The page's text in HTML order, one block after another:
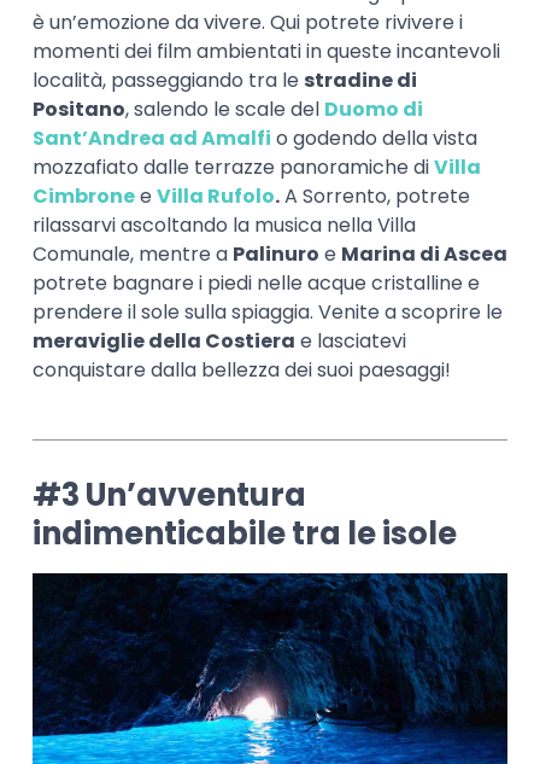
è un’emozione da vivere. Qui potrete rivivere i
momenti dei film ambientati in queste incantevoli
località, passeggiando tra le stradine di
Positano, salendo le scale del Duomo di
Sant’Andrea ad Amalfi o godendo della vista
mozzafiato dalle terrazze panoramiche diVilla
Cimbronee Villa Rufolo.A Sorrento, potrete
rilassarvi ascoltando la musica nella Villa
Comunale, mentre a Palinuro e Marina di Ascea
potrete bagnare i piedi nelle acque cristalline e
prendere il sole sulla spiaggia. Venite a scoprire le
meraviglie della Costiera e lasciatevi
conquistare dalla bellezza dei suoi paesaggi!
#3 Un’avventura
indimenticabile tra le isole